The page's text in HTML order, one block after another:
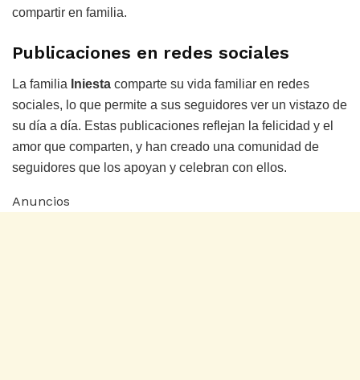
compartir en familia.
Publicaciones en redes sociales
La familia Iniesta comparte su vida familiar en redes
sociales, lo que permite a sus seguidores ver un vistazo de
su día a día. Estas publicaciones reflejan la felicidad y el
amor que comparten, y han creado una comunidad de
seguidores que los apoyan y celebran con ellos.
Anuncios